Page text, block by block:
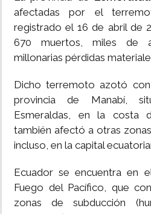
afectadas por el
registrado el 16 de abril de
670 muertos, miles de
millonarias pérdidas
Dicho terremoto azotó
provincia de Manabí,
Esmeraldas, en la costa
también afectó a otras
incluso, en la capital
Ecuador se encuentra en
Fuego del Pacífico, que
zonas de subducción